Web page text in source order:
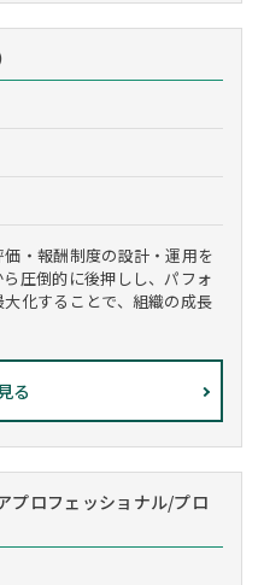
・報酬制度の設計・運用を
圧倒的に後押しし、パフォ
化することで、組織の成長
る
プロフェッショナル/プロ